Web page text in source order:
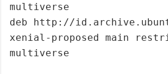
multiverse
deb http://
xenial-proposed main
multiverse